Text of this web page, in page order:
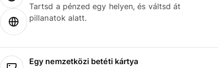
Tartsd a pénzed egy helyen, és váltsd át
pillanatok alatt.
Egy nemzetközi betéti kártya